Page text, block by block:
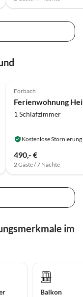
Forbach
1 Schlafzimmer
Kostenlose Stornierung
490,- €
2 Gäste / 7 Nächte
im
Balkon